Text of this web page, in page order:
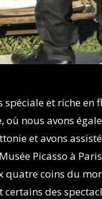
spéciale et riche
où nous avons
et avons
Picasso à
coins du
certains des